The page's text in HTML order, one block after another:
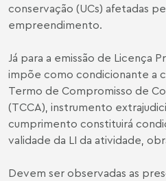
conservação (UCs) afetadas
empreendimento.
Já para a emissão de Licença
impõe como condicionante a
Termo de Compromisso de
(TCCA), instrumento
cumprimento constituirá
validade da LI da atividade,
Devem ser observadas as